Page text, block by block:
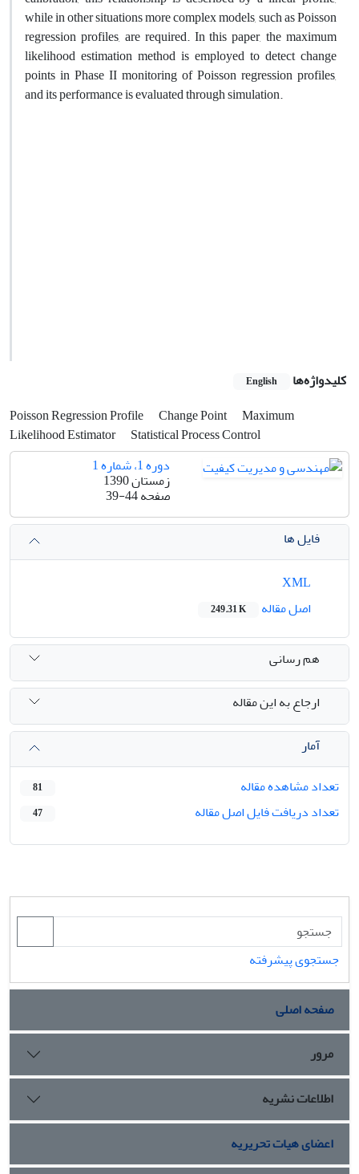
while in other situations more complex models, such as Poisson
regression profiles, are required. In this paper, the maximum
likelihood estimation method is employed to detect change
points in Phase II monitoring of Poisson regression profiles,
and its performance is evaluated through simulation.
کلیدواژه‌ها English
Poisson Regression Profile Change Point Maximum
Likelihood Estimator
Statistical Process Control
دوره 1، شماره 1
زمستان 1390
صفحه39-44
فایل ها
اصل مقاله
249.31 K
هم رسانی
ارجاع به این مقاله
آمار
تعداد مشاهده مقاله
81
تعداد دریافت فایل اصل مقاله 47
جستجوی پیشرفته
صفحه اصلی
مرور
اطلاعات نشریه
اعضای هیات تحریریه